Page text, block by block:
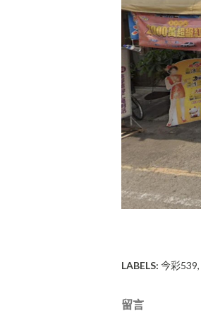
LABELS: 今彩539
留言